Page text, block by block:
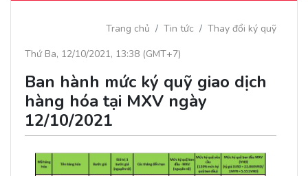
Trang chủ Tin tức
Thay đổi ký quỹ
Thứ Ba, 12/10/2021, 13:38 (GMT+7)
Ban hành mức ký quỹ giao dịch
hàng hóa tại MXV ngày
12/10/2021